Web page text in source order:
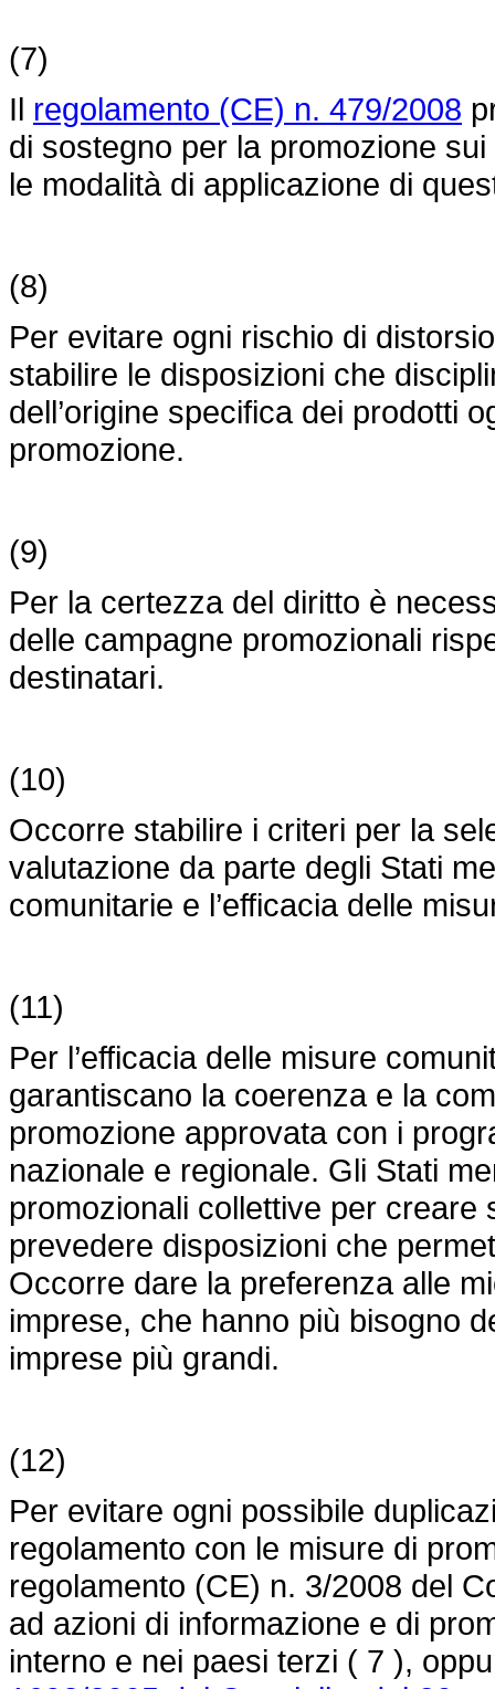
(7)
Il regolamento (CE) n. 479/2008
di sostegno per la promozione
le modalità di applicazione di
(8)
Per evitare ogni rischio di
stabilire le disposizioni che
dell’origine specifica dei prodotti
promozione.
(9)
Per la certezza del diritto è
delle campagne promozionali
destinatari.
(10)
Occorre stabilire i criteri per la
valutazione da parte degli Stati
comunitarie e l’efficacia delle
(11)
Per l’efficacia delle misure
garantiscano la coerenza e la
promozione approvata con i
nazionale e regionale. Gli Stati
promozionali collettive per
prevedere disposizioni che
Occorre dare la preferenza alle
imprese, che hanno più bisogno
imprese più grandi.
(12)
Per evitare ogni possibile
regolamento con le misure di
regolamento (CE) n. 3/2008 del
ad azioni di informazione e di
interno e nei paesi terzi ( 7 ),